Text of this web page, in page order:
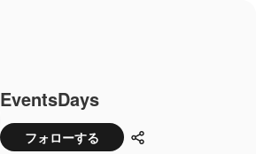
EventsDays
フォローする 共有